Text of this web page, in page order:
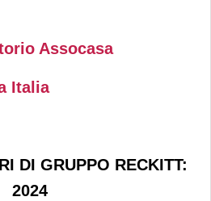
Assocasa
Italia
DI GRUPPO RECKITT:
2024